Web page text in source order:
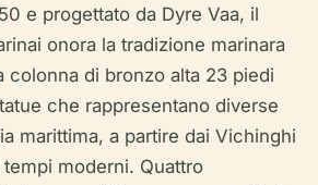
e progettato da Dyre Vaa, il
onora la tradizione marinara
colonna di bronzo alta 23 piedi
che rappresentano diverse
marittima, a partire dai Vichinghi
moderni. Quattro